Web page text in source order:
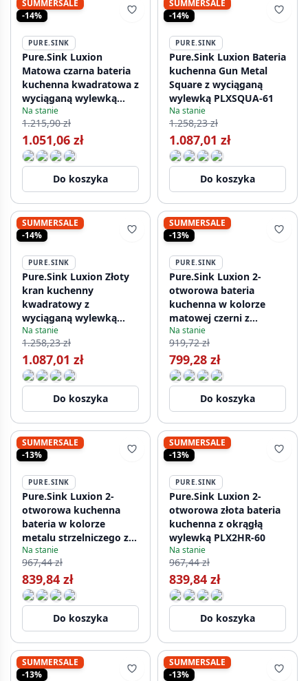
SUMMERSALE
-14%
PURE.SINK
Pure.Sink Luxion
Matowa czarna bateria
kuchenna kwadratowa z
wyciąganą wylewką
PLXSQUA-10
Na stanie
1.215,90 zł
1.051,06 zł
Do koszyka
SUMMERSALE
-14%
PURE.SINK
Pure.Sink Luxion Bateria
kuchenna Gun Metal
Square z wyciąganą
wylewką PLXSQUA-61
Na stanie
1.258,23 zł
1.087,01 zł
Do koszyka
SUMMERSALE
-14%
PURE.SINK
Pure.Sink Luxion Złoty
kran kuchenny
kwadratowy z
wyciąganą wylewką
PLXSQUA-60
Na stanie
1.258,23 zł
1.087,01 zł
Do koszyka
SUMMERSALE
-13%
PURE.SINK
Pure.Sink Luxion 2-
otworowa bateria
kuchenna w kolorze
matowej czerni z
okrągłą wylewką
PLX2HR-10
Na stanie
919,72 zł
799,28 zł
Do koszyka
SUMMERSALE
-13%
PURE.SINK
Pure.Sink Luxion 2-
otworowa kuchenna
bateria w kolorze
metalu strzelniczego z
okrągłym wylewem
PLX2HR-61
Na stanie
967,44 zł
839,84 zł
Do koszyka
SUMMERSALE
-13%
PURE.SINK
Pure.Sink Luxion 2-
otworowa złota bateria
kuchenna z okrągłą
wylewką PLX2HR-60
Na stanie
967,44 zł
839,84 zł
Do koszyka
SUMMERSALE
-13%
SUMMERSALE
-13%